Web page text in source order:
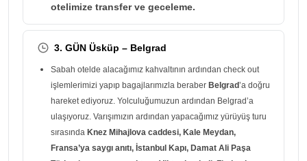
otelimize transfer ve geceleme.
3. GÜN Üsküp – Belgrad
Sabah otelde alacağımız kahvaltının ardından check out
işlemlerimizi yapıp bagajlarımızla beraber Belgrad’a doğru
hareket ediyoruz. Yolculuğumuzun ardından Belgrad’a
ulaşıyoruz. Varışımızın ardından yapacağımız yürüyüş turu
sırasında Knez Mihajlova caddesi, Kale Meydan,
Fransa’ya saygı anıtı, İstanbul Kapı, Damat Ali Paşa